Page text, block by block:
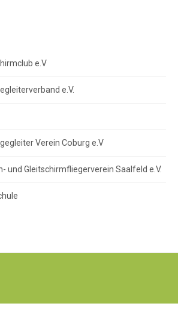
e.V
e.V.
Verein Coburg e.V
und Gleitschirmfliegerverein Saalfeld e.V.